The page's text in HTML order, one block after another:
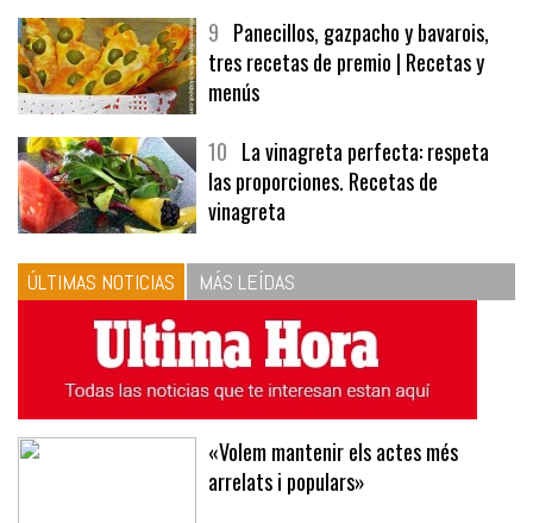
9Panecillos, gazpacho y bavarois,
tres recetas de premio | Recetas y
menús
10La vinagreta perfecta: respeta
las proporciones. Recetas de
vinagreta
ÚLTIMAS NOTICIAS MÁS LEÍDAS
«Volem mantenir els actes més